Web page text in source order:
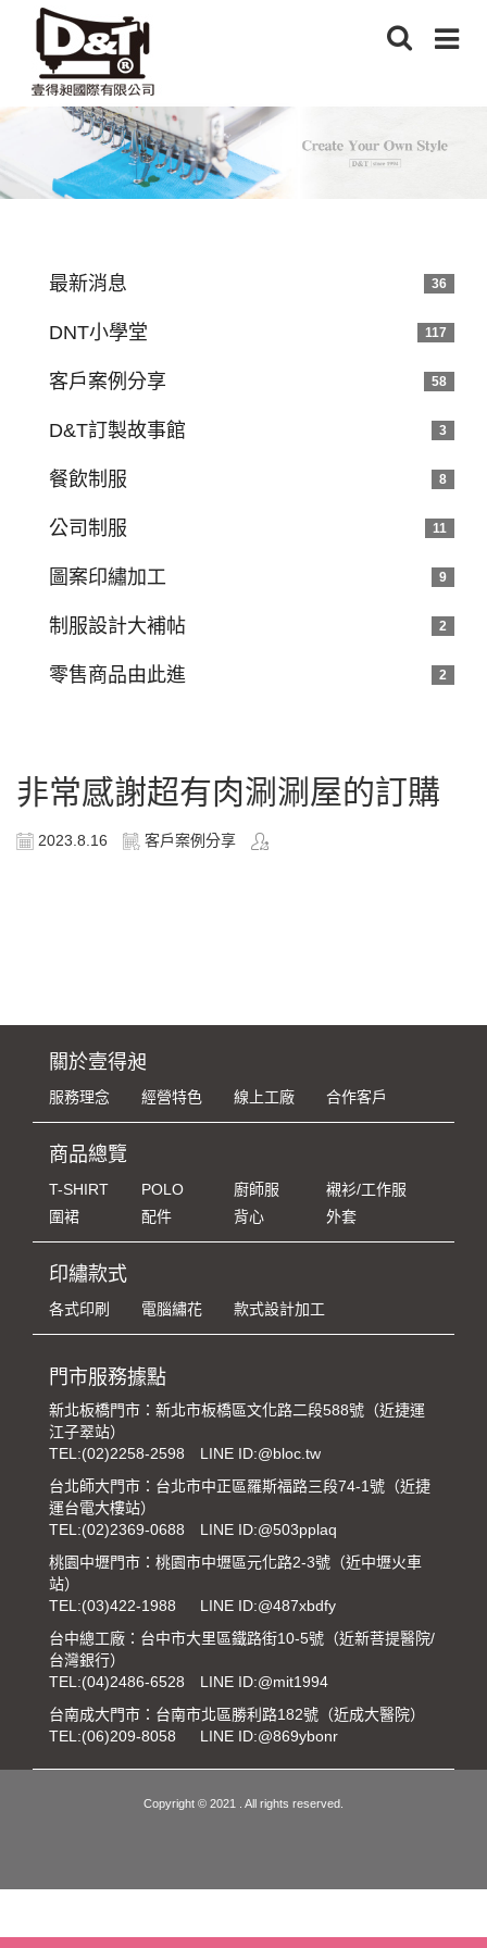
最新消息 36
DNT小學堂 117
客戶案例分享 58
D&T訂製故事館 3
餐飲制服 8
公司制服 11
圖案印繡加工 9
制服設計大補帖 2
零售商品由此進 2
非常感謝超有肉涮涮屋的訂購
2023.8.16 客戶案例分享
關於壹得昶
服務理念 經營特色 線上工廠 合作客戶
商品總覽
T-SHIRT POLO 廚師服
襯衫/工作服
圍裙
配件 背心 外套
印繡款式
各式印刷 電腦繡花 款式設計加工
門市服務據點
新北板橋門市：新北市板橋區文化路二段588號（近捷運
江子翠站）
TEL:(02)2258-2598
LINE ID:@bloc.tw
台北師大門市：台北市中正區羅斯福路三段74-1號（近捷
運台電大樓站）
TEL:(02)2369-0688
LINE ID:@503pplaq
桃園中壢門市：桃園市中壢區元化路2-3號（近中壢火車
站）
TEL:(03)422-1988
LINE ID:@487xbdfy
台中總工廠：台中市大里區鐵路街10-5號（近新菩提醫院/
台灣銀行）
TEL:(04)2486-6528
LINE ID:@mit1994
台南成大門市：台南市北區勝利路182號（近成大醫院）
TEL:(06)209-8058 LINE ID:@869ybonr
Copyright © 2021 . All rights reserved.